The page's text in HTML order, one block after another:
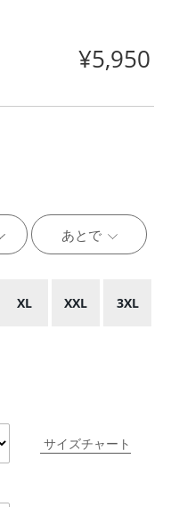
¥5,950
あとで
XL XXL 3XL
サイズチャート